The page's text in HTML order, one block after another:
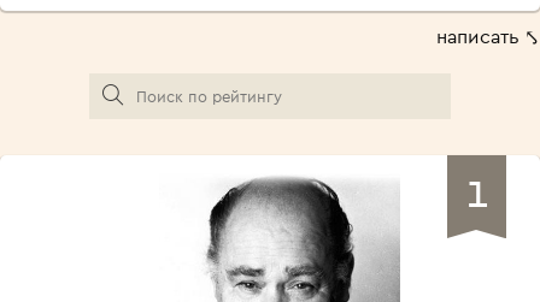
написать ⤣
1